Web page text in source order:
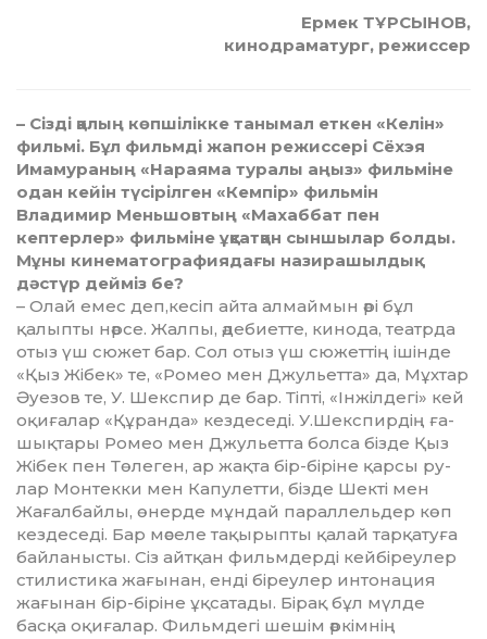
Ермек ТҰРСЫНОВ,
кинодраматург, режиссер
– Сізді қалың көпшілікке та­ны­мал еткен «Келін»
фильмі. Бұл фи­льм­ді жапон режиссері Сёхэя
Има­мураның «Нараяма туралы аңыз» фи­льміне
одан кейін түсірілген «Кем­пір» фильмін
Владимир Ме­нь­шовтың «Махаббат пен
кептерлер» фи­льміне ұқсатқан сыншылар бол­ды.
Мұны кинематографиядағы на­зи­рашылдық
дәстүр дейміз бе?
– Олай емес деп,кесіп айта ал­май­мын әрі бұл
қалыпты нәрсе. Жал­пы, әдебиетте, кинода, театр­да
о­тыз үш сюжет бар. Сол отыз үш сю­жеттің ішінде
«Қыз Жібек» те, «Ро­мео мен Джульетта» да, Мұхтар
Әуе­зов те, У. Шекспир де бар. Тіп­ті, «Інжілдегі» кей
оқиғалар «Құ­ран­да» кездеседі. У.Шекспирдің ға­
шықтары Ромео мен Джульетта бол­са бізде Қыз
Жібек пен Төле­ген, ар жақта бір-біріне қарсы ру­
лар Монтекки мен Капулетти, біз­де Шекті мен
Жағалбайлы, өнер­де мұндай параллельдер көп
кез­деседі. Бар мәселе тақырыпты қа­лай тарқатуға
байланысты. Сіз айт­қан фильмдерді кейбіреулер
сти­листика жағынан, енді біреулер интонация
жағынан бір-біріне ұқсатады. Бірақ бұл мүлде
басқа оқи­ғалар. Фильмдегі шешім әр­кімнің